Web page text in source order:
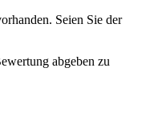
Seien Sie der
abgeben zu